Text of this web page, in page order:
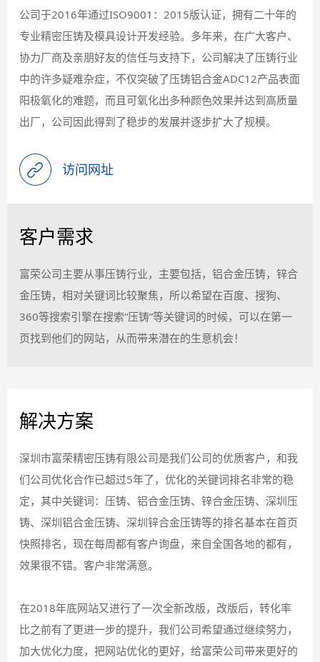
公司于2016年通过ISO9001：2015版认证，拥有二十年的
专业精密压铸及模具设计开发经验。多年来，在广大客户、
协力厂商及亲朋好友的信任与支持下，公司解决了压铸行业
中的许多疑难杂症，不仅突破了压铸铝合金ADC12产品表面
阳极氧化的难题，而且可氧化出多种颜色效果并达到高质量
出厂，公司因此得到了稳步的发展并逐步扩大了规模。
访问网址
客户需求
富荣公司主要从事压铸行业，主要包括，铝合金压铸，锌合
金压铸，相对关键词比较聚焦，所以希望在百度、搜狗、
360等搜索引擎在搜索“压铸”等关键词的时候，可以在第一
页找到他们的网站，从而带来潜在的生意机会！
解决方案
深圳市富荣精密压铸有限公司是我们公司的优质客户，和我
们公司优化合作已超过5年了，优化的关键词排名非常的稳
定，其中关键词：压铸、铝合金压铸、锌合金压铸、深圳压
铸、深圳铝合金压铸、深圳锌合金压铸等的排名基本在首页
快照排名，现在每周都有客户询盘，来自全国各地的都有，
效果很不错。客户非常满意。
在2018年底网站又进行了一次全新改版，改版后，转化率
比之前有了更进一步的提升，我们公司希望通过继续努力，
加大优化力度，把网站优化的更好，给富荣公司带来更好的